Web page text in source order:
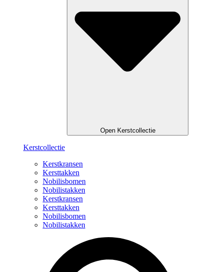
Open Kerstcollectie
Kerstcollectie
Kerstkransen
Kersttakken
Nobilisbomen
Nobilistakken
Kerstkransen
Kersttakken
Nobilisbomen
Nobilistakken